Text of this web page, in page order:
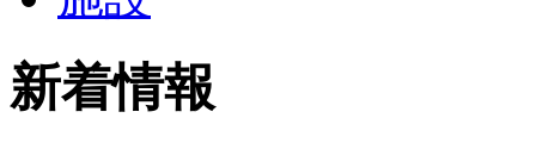
新着情報